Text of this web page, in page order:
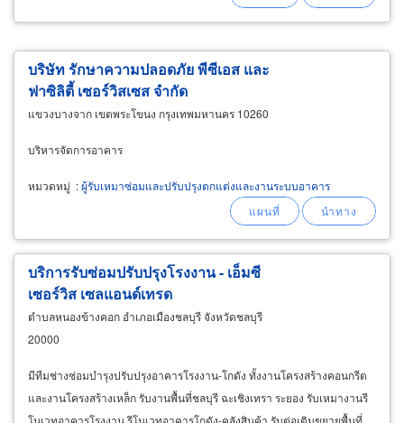
บริษัท รักษาความปลอดภัย พีซีเอส และ
ฟาซิลิตี้ เซอร์วิสเซส จำกัด
แขวงบางจาก เขตพระโขนง กรุงเทพมหานคร 10260
บริหารจัดการอาคาร
หมวดหมู่ :ผู้รับเหมาซ่อมและปรับปรุงตกแต่งและงานระบบอาคาร
บริการรับซ่อมปรับปรุงโรงงาน - เอ็มซี
เซอร์วิส เซลแอนด์เทรด
ตำบลหนองข้างคอก อำเภอเมืองชลบุรี จังหวัดชลบุรี
20000
มีทีมช่างซ่อมบำรุงปรับปรุงอาคารโรงงาน-โกดัง ทั้งงานโครงสร้างคอนกรีต
และงานโครงสร้างเหล็ก รับงานพื้นที่ชลบุรี ฉะเชิงเทรา ระยอง รับเหมางานรี
โนเวทอาคารโรงงาน รีโนเวทอาคารโกดัง-คลังสินค้า รับต่อเติมขยายพื้นที่